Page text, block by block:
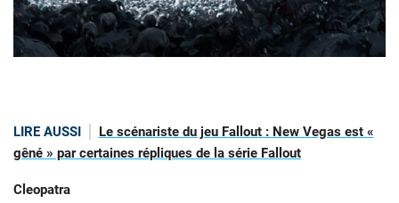
LIRE AUSSI
Le scénariste du jeu Fallout : New Vegas est «
gêné » par certaines répliques de la série Fallout
Cleopatra